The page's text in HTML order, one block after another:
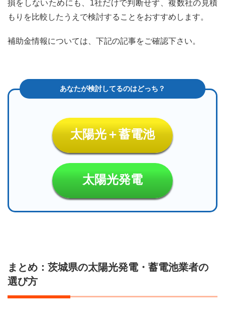
損をしないためにも、1社だけで判断せず、複数社の見積
もりを比較したうえで検討することをおすすめします。
補助金情報については、下記の記事をご確認下さい。
太陽光＋蓄電池
太陽光発電
まとめ：茨城県の太陽光発電・蓄電池業者の
選び方